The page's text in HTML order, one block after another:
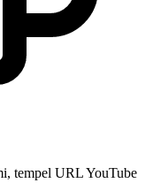
tempel URL YouTube